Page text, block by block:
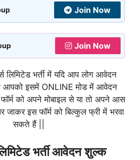
Join Now
Join Now
लिमिटेड भर्ती में यदि आप लोग आवेदन
आपको इसमें ONLINE मोड में आवेदन
को अपने मोबाइल से या तो अपने आस
जाकर इस फॉर्म को बिल्कुल फ्री में भरवा
सकते हैं ||
लिमिटेड भर्ती आवेदन शुल्क